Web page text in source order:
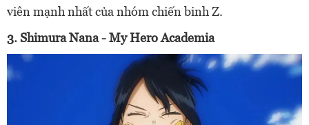
viên mạnh nhất của nhóm chiến binh Z.
3. Shimura Nana - My Hero Academia